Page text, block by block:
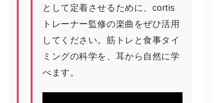
として定着させるために、cortis
トレーナー監修の楽曲をぜひ活用
してください。筋トレと食事タイ
ミングの科学を、耳から自然に学
べます。